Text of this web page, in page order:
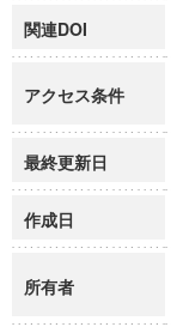
関連DOI
アクセス条件
最終更新日
作成日
所有者